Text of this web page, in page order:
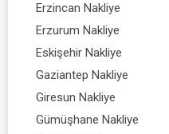
Erzincan Nakliye
Erzurum Nakliye
Eskişehir Nakliye
Gaziantep Nakliye
Giresun Nakliye
Gümüşhane Nakliye